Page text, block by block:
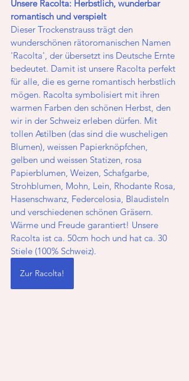
Unsere Racolta: Herbstlich, wunderbar
romantisch und verspielt
Dieser Trockenstrauss trägt den
wunderschönen rätoromanischen Namen
'Racolta', der übersetzt ins Deutsche Ernte
bedeutet. Damit ist unsere Racolta perfekt
für alle, die es gerne romantisch herbstlich
mögen. Racolta symbolisiert mit ihren
warmen Farben den schönen Herbst, den
wir in der Schweiz erleben dürfen. Mit
tollen Astilben (das sind die wuscheligen
Blumen), weissen Papierknöpfchen,
gelben und weissen Statizen, rosa
Papierblumen, Weizen, Schafgarbe,
Strohblumen, Mohn, Lein, Rhodante Rosa,
Hasenschwanz, Federcelosia, Blaudisteln
und verschiedenen schönen Gräsern.
Wärme und Freude garantiert! Unsere
Racolta ist ca. 50cm hoch und hat ca. 30
Stiele (100% Schweiz).
Zur Racolta!